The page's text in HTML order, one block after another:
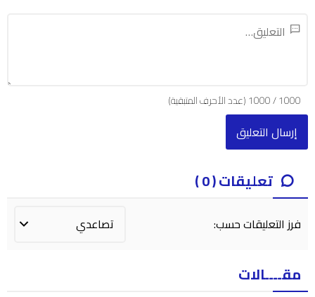
1000
/
1000(عدد الأحرف المتبقية)
تعليقات ( 0 )
فرز التعليقات حسب:
مقــــالات